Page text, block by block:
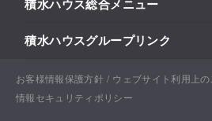
分譲住宅・土地
戸建住宅
支店・事業所情報
賃貸住宅経営（シャーメゾン）
土地活用
カスタマーズセンター
リフォーム
Netオーナーズクラブ
積水ハウス総合メニュー
住まい
戸建住宅
土地活用
積水ハウスグループリンク
積水ハウス ノイエ株式会社
お客様情報保護方針
ウェブサイト利用上
情報セキュリティポリシー